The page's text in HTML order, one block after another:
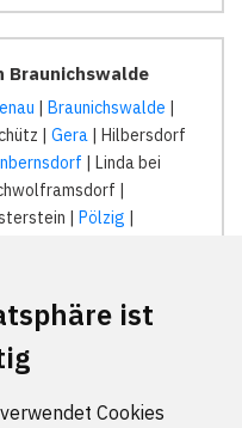
ist
Cookies
Braunichswalde
Braunichswalde
| Gera | Hilbersdorf
| Linda bei
|
| Pölzig
Elster|